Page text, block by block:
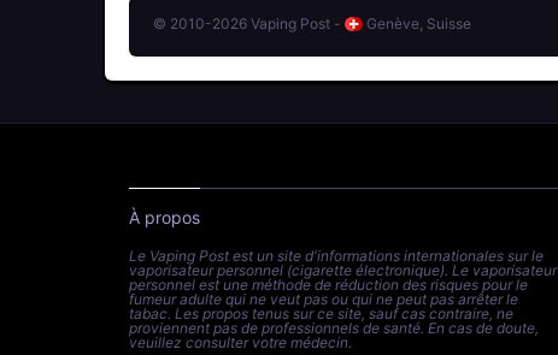
© 2010-2026 Vaping Post - Genève, Suisse
À propos
Le Vaping Post est un site d'informations internationales sur le
vaporisateur personnel (cigarette électronique). Le vaporisateur
personnel est une méthode de réduction des risques pour le
fumeur adulte qui ne veut pas ou qui ne peut pas arrêter le
tabac. Les propos tenus sur ce site, sauf cas contraire, ne
proviennent pas de professionnels de santé. En cas de doute,
veuillez consulter votre médecin.